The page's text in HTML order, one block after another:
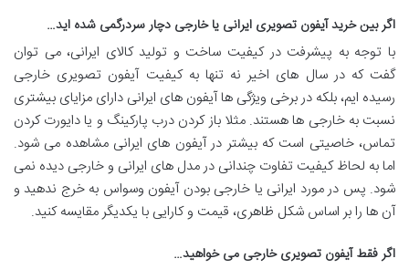
اگر بین خرید آیفون تصویری ایرانی یا خارجی دچار سردرگمی شده اید…
با توجه به پیشرفت در کیفیت ساخت و تولید کالای ایرانی، می توان
گفت که در سال های اخیر نه تنها به کیفیت آیفون تصویری خارجی
رسیده ایم، بلکه در برخی ویژگی ها آیفون های ایرانی دارای مزایای بیشتری
نسبت به خارجی ها هستند. مثلا باز کردن درب پارکینگ و یا دایورت کردن
تماس، خاصیتی است که بیشتر در آیفون های ایرانی مشاهده می شود.
اما به لحاظ کیفیت تفاوت چندانی در مدل های ایرانی و خارجی دیده نمی
شود. پس در مورد ایرانی یا خارجی بودن آیفون وسواس به خرج ندهید و
آن ها را بر اساس شکل ظاهری، قیمت و کارایی با یکدیگر مقایسه کنید.
اگر فقط آیفون تصویری خارجی می خواهید…